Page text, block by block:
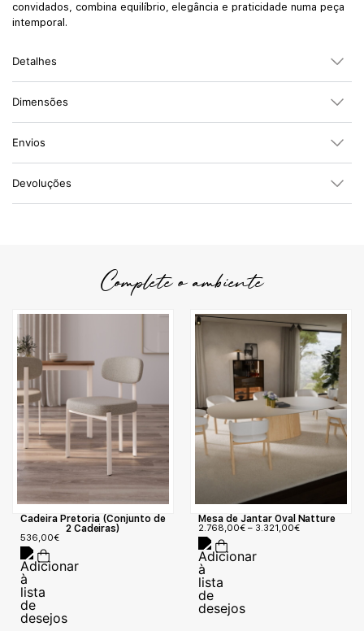
convidados, combina equilíbrio, elegância e praticidade numa peça
intemporal.
Detalhes
Dimensões
Envios
Devoluções
Complete o ambiente
Cadeira Pretoria (Conjunto de
2 Cadeiras)
536,00€
Mesa de Jantar Oval Natture
2.768,00€ – 3.321,00€